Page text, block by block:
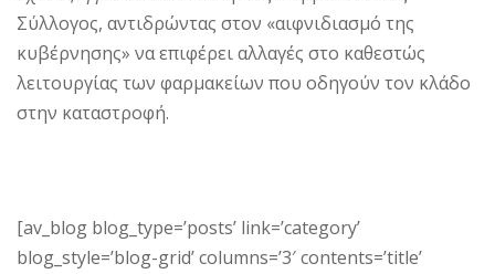
Σύλλογος, αντιδρώντας στον «αιφνιδιασμό της
κυβέρνησης» να επιφέρει αλλαγές στο καθεστώς
λειτουργίας των φαρμακείων που οδηγούν τον κλάδο
στην καταστροφή.
[av_blog blog_type=’posts’ link=’category’
blog_style=’blog-grid’ columns=’3′ contents=’title’